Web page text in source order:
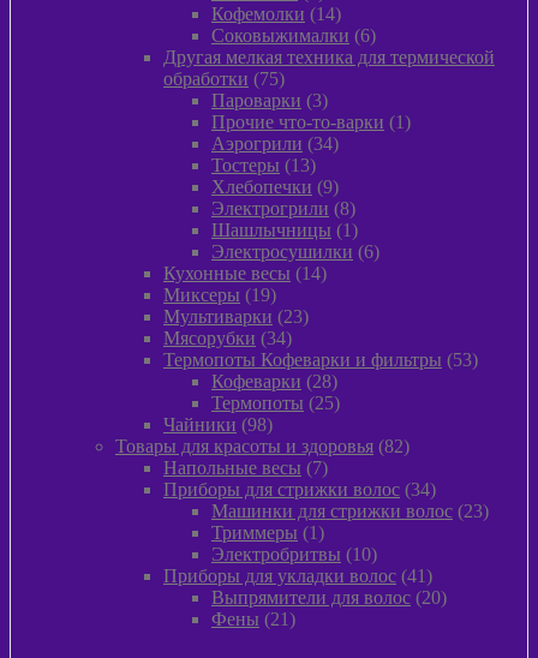
товаров
Кофемолки 1414
товаров
Соковыжималки 66
товаров
Другая мелкая техника для термической
обработки
7575
товаров
Пароварки 33
товара
Прочие что-то-варки 11
Аэрогрили 3434
Тостеры 1313
товаров
Хлебопечки 99
товаров
Электрогрили 88
товаров
Шашлычницы 11
товар
Электросушилки 66
Кухонные весы 1414
Миксеры 1919
товаров
Мультиварки 2323
Мясорубки 3434
товара
Термопоты Кофеварки и фильтры 5353
Кофеварки 2828
товаров
Термопоты 2525
Чайники 9898
товаров
Товары для красоты и здоровья 8282
Напольные весы 77
товаров
Приборы для стрижки волос 3434
товара
Машинки для стрижки волос 2323
Триммеры 11
товар
Электробритвы 1010
товаров
Приборы для укладки волос 4141
товар
Выпрямители для волос 2020
Фены 2121